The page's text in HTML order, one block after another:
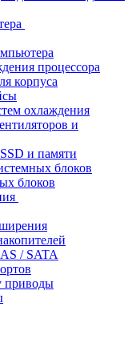
процессора
корпуса
охлаждения
и
и памяти
блоков
блоков
/ SATA
приводы